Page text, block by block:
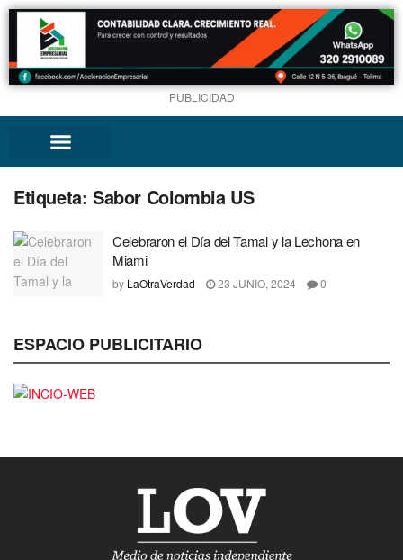
PUBLICIDAD
Etiqueta: Sabor Colombia US
Celebraron el Día del Tamal y la Lechona en
Miami
by LaOtraVerdad 23 JUNIO, 2024 0
ESPACIO PUBLICITARIO